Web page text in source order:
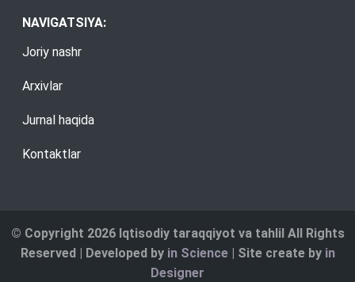
NAVIGATSIYA:
Joriy nashr
Arxivlar
Jurnal haqida
Kontaktlar
© Copyright 2026 Iqtisodiy taraqqiyot va tahlil All Rights
Reserved | Developed by in Science| Site create by in
Designer